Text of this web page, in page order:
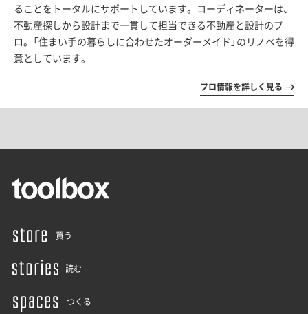
ることをトータルにサポートしています。コーディネーターは、
不動産探しから設計まで一貫して担当できる不動産と設計のプ
ロ。「住まい手の暮らしに合わせたオーダーメイド」のリノベを得
意としています。
プロ情報を詳しく見る
買う
読む
つくる